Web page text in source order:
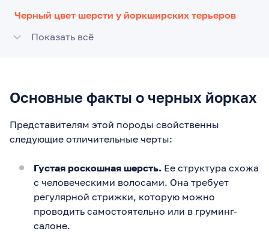
Черный цвет шерсти у йоркширских терьеров
Показать всё
Основные факты о черных йорках
Представителям этой породы свойственны
следующие отличительные черты:
Густая роскошная шерсть. Ее структура схожа
с человеческими волосами. Она требует
регулярной стрижки, которую можно
проводить самостоятельно или в груминг-
салоне.